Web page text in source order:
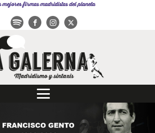
mejores firmas madridistas del planeta